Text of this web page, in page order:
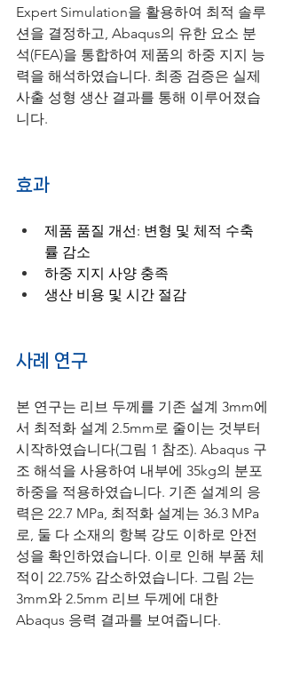
Expert Simulation을 활용하여 최적 솔루
션을 결정하고, Abaqus의 유한 요소 분
석(FEA)을 통합하여 제품의 하중 지지 능
력을 해석하였습니다. 최종 검증은 실제
사출 성형 생산 결과를 통해 이루어졌습
니다.
효과
제품 품질 개선: 변형 및 체적 수축
률 감소
하중 지지 사양 충족
생산 비용 및 시간 절감
사례 연구
본 연구는 리브 두께를 기존 설계 3mm에
서 최적화 설계 2.5mm로 줄이는 것부터
시작하였습니다(그림 1 참조). Abaqus 구
조 해석을 사용하여 내부에 35kg의 분포
하중을 적용하였습니다. 기존 설계의 응
력은 22.7 MPa, 최적화 설계는 36.3 MPa
로, 둘 다 소재의 항복 강도 이하로 안전
성을 확인하였습니다. 이로 인해 부품 체
적이 22.75% 감소하였습니다. 그림 2는
3mm와 2.5mm 리브 두께에 대한
Abaqus 응력 결과를 보여줍니다.